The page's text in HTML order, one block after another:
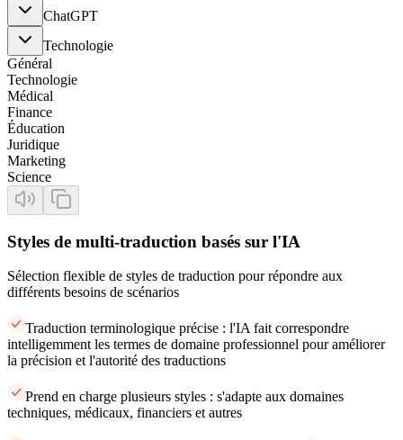
ChatGPT
Technologie
Général
Technologie
Médical
Finance
Éducation
Juridique
Marketing
Science
Styles de multi-traduction basés sur l'IA
Sélection flexible de styles de traduction pour répondre aux
différents besoins de scénarios
Traduction terminologique précise : l'IA fait correspondre
intelligemment les termes de domaine professionnel pour améliorer
la précision et l'autorité des traductions
Prend en charge plusieurs styles : s'adapte aux domaines
techniques, médicaux, financiers et autres